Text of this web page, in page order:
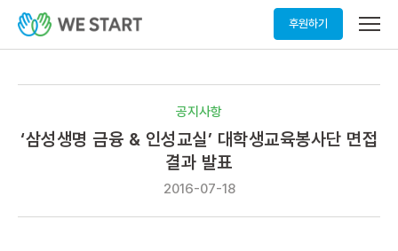
후원하기
메
열
공지사항
‘삼성생명 금융 & 인성교실’ 대학생교육봉사단 면접
결과 발표
2016-07-18